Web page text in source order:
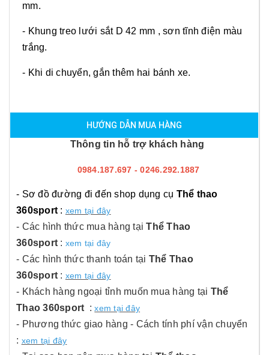
mm.
- Khung treo lưới sắt D 42 mm , sơn tĩnh điện màu
trắng.
- Khi di chuyển, gắn thêm hai bánh xe.
HƯỚNG DẪN MUA HÀNG
Thông tin hỗ trợ khách hàng
0984.187.697 - 0246.292.1887
- Sơ đồ đường đi đến shop dụng cụ Thể thao
360sport : xem tại đây
- Các hình thức mua hàng tạiThể Thao
360sport : xem tại đây
- Các hình thức thanh toán tại Thể Thao
360sport : xem tại đây
- Khách hàng ngoại tỉnh muốn mua hàng tại Thể
Thao 360sport :xem tại đây
- Phương thức giao hàng - Cách tính phí vận chuyển
: xem tại đây